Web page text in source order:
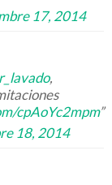
17, 2014
,
cpAoYc2mpm”
18, 2014